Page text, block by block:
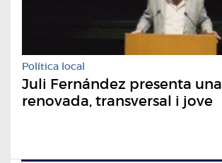
Política local
Juli Fernández presenta
renovada, transversal i jove